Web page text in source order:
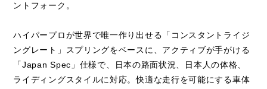
ントフォーク。
ハイパープロが世界で唯一作り出せる「コンスタントライジ
ングレート」スプリングをベースに、アクティブが手がける
「Japan Spec」仕様で、日本の路面状況、日本人の体格、
ライディングスタイルに対応。快適な走行を可能にする車体